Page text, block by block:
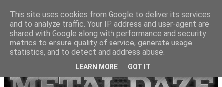
This site uses cookies from Google to deliver its services
and to analyze traffic. Your IP address and user-agent are
shared with Google along with performance and security
metrics to ensure quality of service, generate usage
statistics, and to detect and address abuse.
LEARN MORE GOT IT